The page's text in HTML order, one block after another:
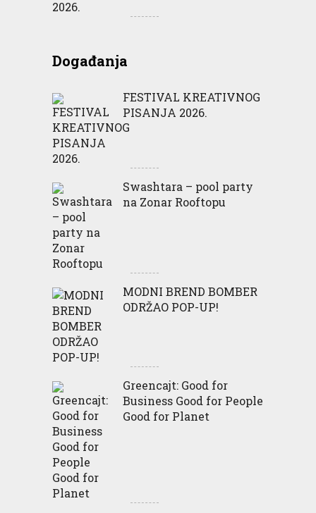
Događanja
FESTIVAL KREATIVNOG
PISANJA 2026.
Swashtara – pool party
na Zonar Rooftopu
MODNI BREND BOMBER
ODRŽAO POP-UP!
Greencajt: Good for
Business Good for People
Good for Planet